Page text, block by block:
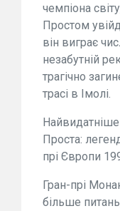
чемпіона
Простом
він виграє
незабутній
трагічно
трасі в Імолі.
Найвидатніше
Проста:
прі Європи
Гран-прі
більше